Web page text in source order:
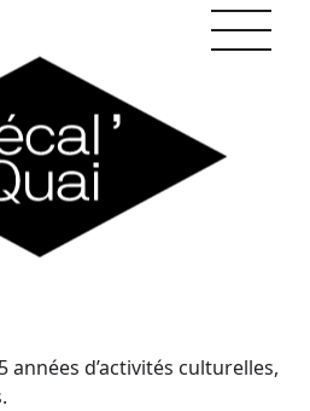
années d’activités culturelles,